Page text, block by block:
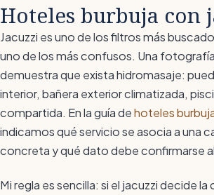
Hoteles burbuja con
Jacuzzi es uno de los filtros más
uno de los más confusos. Una
demuestra que exista hidromasaje:
interior, bañera exterior climatizada,
compartida. En la guía dehoteles
indicamos qué servicio se asocia a una
concreta y qué dato debe confirmarse
Mi regla es sencilla: si el jacuzzi decide la